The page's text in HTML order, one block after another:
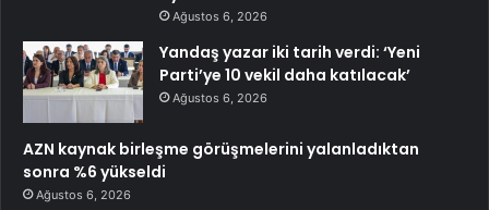
Ağustos 6, 2026
Yandaş yazar iki tarih verdi: ‘Yeni
Parti’ye 10 vekil daha katılacak’
Ağustos 6, 2026
AZN kaynak birleşme görüşmelerini yalanladıktan
sonra %6 yükseldi
Ağustos 6, 2026